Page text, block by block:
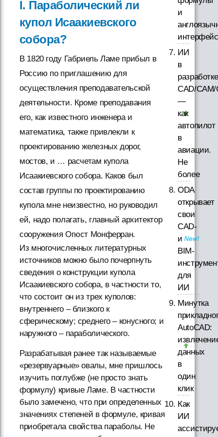
I. Параболический ли
купол Исаакиевского
собора?
В 1820 году Габриель Ламе прибыл в
Россию по приглашению для
осуществления преподавательской
деятельности. Кроме преподавания
его, как известного инженера и
математика, также привлекли к
проектированию железных дорог,
мостов, и … расчетам купола
Исаакиевского собора. Каков был
состав группы по проектированию
купола мне неизвестно, но руководил
ей, надо полагать, главный архитектор
сооружения Огюст Монферран.
Из многочисленных литературных
источников можно было почерпнуть
сведения о конструкции купола
Исаакиевского собора, в частности то,
что состоит он из трех куполов:
внутреннего – близкого к
сферическому; среднего – конусного; и
наружного – параболического.
Разрабатывая ранее так называемые
«резервуарные» овалы, мне пришлось
изучить поглубже (не просто знать
формулу) кривые Ламе. В частности
было замечено, что при определенных
значениях степеней в формуле, кривая
приобретала свойства параболы. Не
и
ИИ
в
разработке
CAD/
—
как
автопилот
в
авиации.
Не
более
ODA
открывает
свои
CAD-
и
BIM-
для
ИИ
Минутка
AutoCAD:
данных
в
один
клик
Как
ИИ